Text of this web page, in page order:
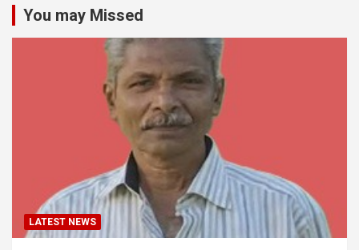
You may Missed
LATEST NEWS